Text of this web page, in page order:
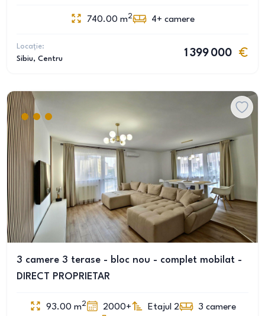
740.00 m2 4+ camere
Locație:
Sibiu, Centru
1 399 000
3 camere 3 terase - bloc nou - complet mobilat -
DIRECT PROPRIETAR
93.00 m2 2000+ Etajul 2 3 camere